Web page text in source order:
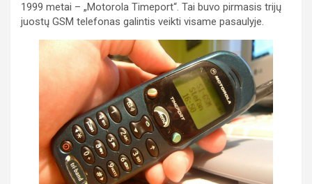
1999 metai – „Motorola Timeport“. Tai buvo pirmasis trijų
juostų GSM telefonas galintis veikti visame pasaulyje.